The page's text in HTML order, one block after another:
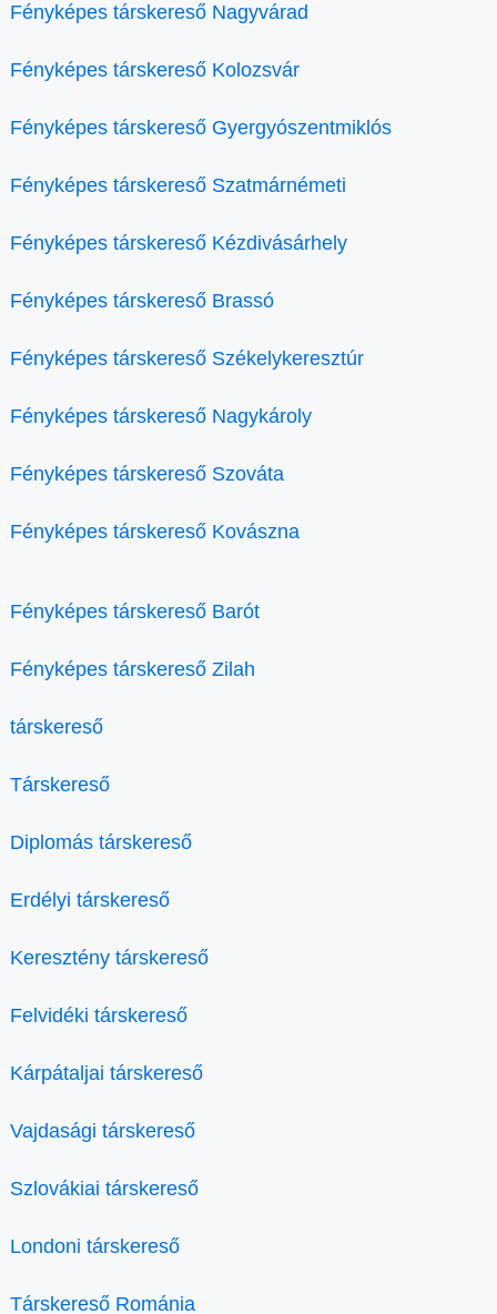
Fényképes társkereső Nagyvárad
Fényképes társkereső Kolozsvár
Fényképes társkereső Gyergyószentmiklós
Fényképes társkereső Szatmárnémeti
Fényképes társkereső Kézdivásárhely
Fényképes társkereső Brassó
Fényképes társkereső Székelykeresztúr
Fényképes társkereső Nagykároly
Fényképes társkereső Szováta
Fényképes társkereső Kovászna
Fényképes társkereső Barót
Fényképes társkereső Zilah
társkereső
Társkereső
Diplomás társkereső
Erdélyi társkereső
Keresztény társkereső
Felvidéki társkereső
Kárpátaljai társkereső
Vajdasági társkereső
Szlovákiai társkereső
Londoni társkereső
Társkereső Románia